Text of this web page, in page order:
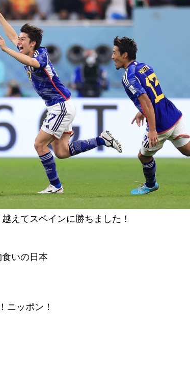
えてスペインに勝ちました！
いの日本
ニッポン！